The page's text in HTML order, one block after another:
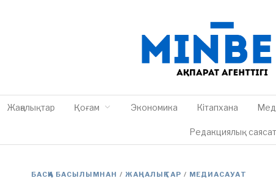
Жаңалықтар Қоғам Экономика Кітапхана
Редакциялық саясат
БАСҚА БАСЫЛЫМНАН / ЖАҢАЛЫҚТАР / МЕДИАСАУАТ